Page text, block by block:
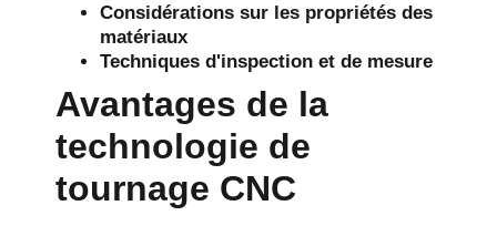
Considérations sur les propriétés des
matériaux
Techniques d'inspection et de mesure
Avantages de la
technologie de
tournage CNC